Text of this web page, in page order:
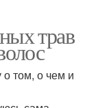
трав
том, о чем и